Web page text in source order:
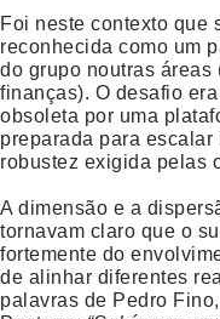
Foi neste contexto que
reconhecida como um
do grupo noutras áreas
finanças). O desafio
obsoleta por uma
preparada para
robustez exigida pelas
A dimensão e a
tornavam claro que o
fortemente do
de alinhar diferentes
palavras de Pedro